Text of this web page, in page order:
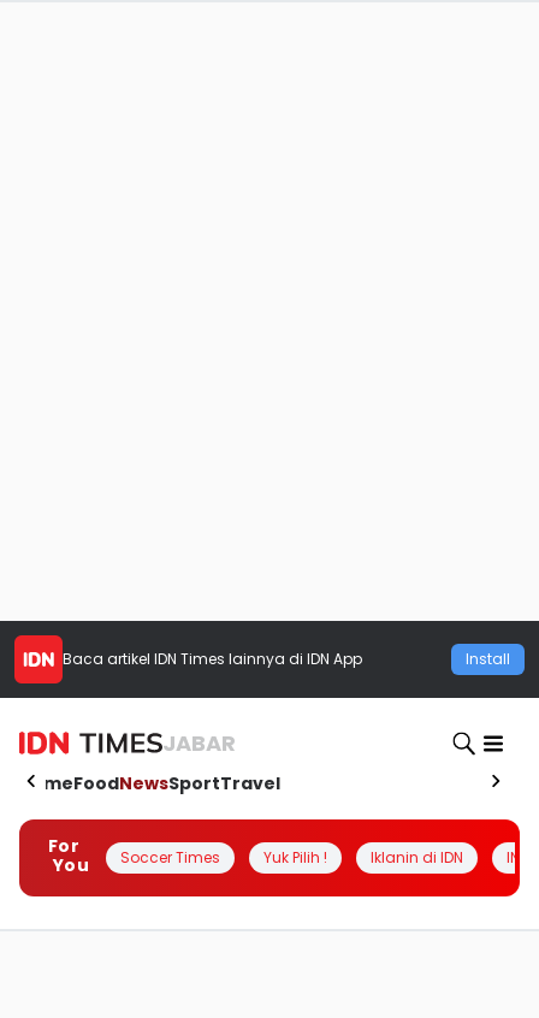
Baca artikel IDN Times lainnya di IDN App Install
JABAR
HomeFoodNewsSportTravel
For
You
Soccer Times Yuk Pilih ! Iklanin di IDN